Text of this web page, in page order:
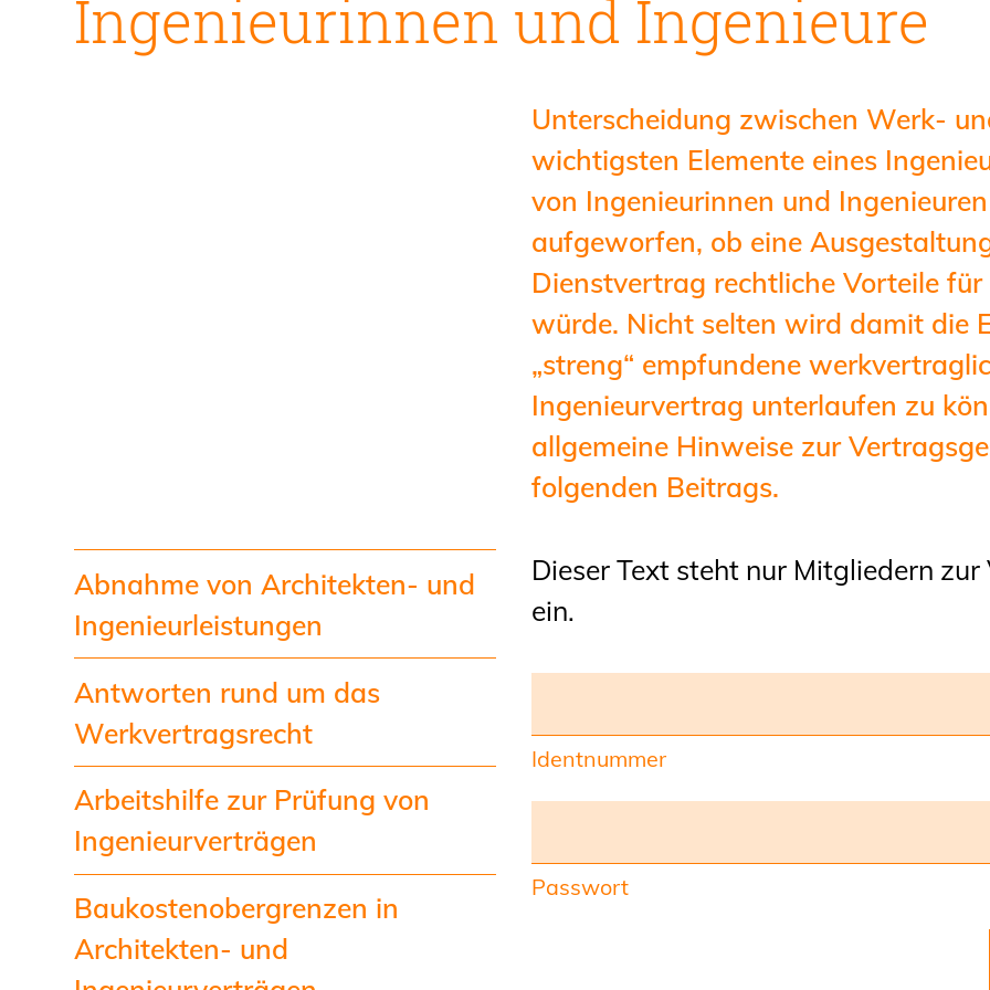
Geschäftsstelle
Mitgliedschaft
Veranstaltungsformate
Unsere Publikationen
Informationen für
Fortbildungsträger
Anträge, Anzeigen, Formulare
Fortbildung/Seminare
Informationen für
Ingenieurinnen und Ingenieure
Recht
Publikationen
Staatlich anerkannte
Öffentlich bestellte und
Qualifizierte Tragwerksplaner/-
Ingenieurinnen und Ingenieure
Unterscheidung zwischen Werk-
wichtigsten Elemente eines
von Ingenieurinnen und
aufgeworfen, ob eine
Dienstvertrag rechtliche Vorteile
würde. Nicht selten wird damit die
„streng“ empfundene
Ingenieurvertrag unterlaufen zu
allgemeine Hinweise zur
folgenden Beitrags.
Abnahme von Architekten- und
Ingenieurleistungen
Antworten rund um das
Werkvertragsrecht
Arbeitshilfe zur Prüfung von
Ingenieurverträgen
Baukostenobergrenzen in
Architekten- und
Dieser Text steht nur Mitgliedern
ein.
Identnummer
Passwort